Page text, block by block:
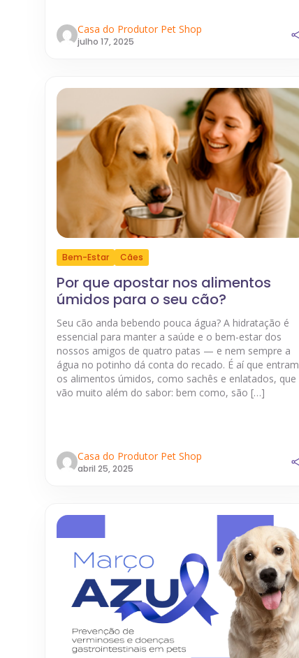
Casa do Produtor Pet Shop
julho 17, 2025
Bem-Estar Cães
Por que apostar nos alimentos
úmidos para o seu cão?
Seu cão anda bebendo pouca água? A hidratação é
essencial para manter a saúde e o bem-estar dos
nossos amigos de quatro patas — e nem sempre a
água no potinho dá conta do recado. É aí que entram
os alimentos úmidos, como sachês e enlatados, que
vão muito além do sabor: bem como, são […]
Casa do Produtor Pet Shop
abril 25, 2025